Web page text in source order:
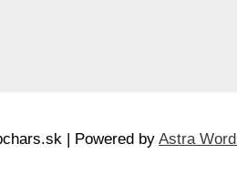
| Powered by Astra